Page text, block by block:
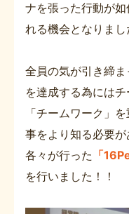
ナを張った行動が
れる機会となりまし
全員の気が引き締
を達成する為にはチ
「チームワーク」
事をより知る必要
各々が行った 「
を行いました！！